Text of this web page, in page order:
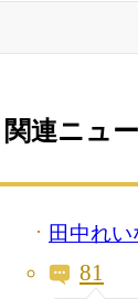
関連ニュ
田中れ
81